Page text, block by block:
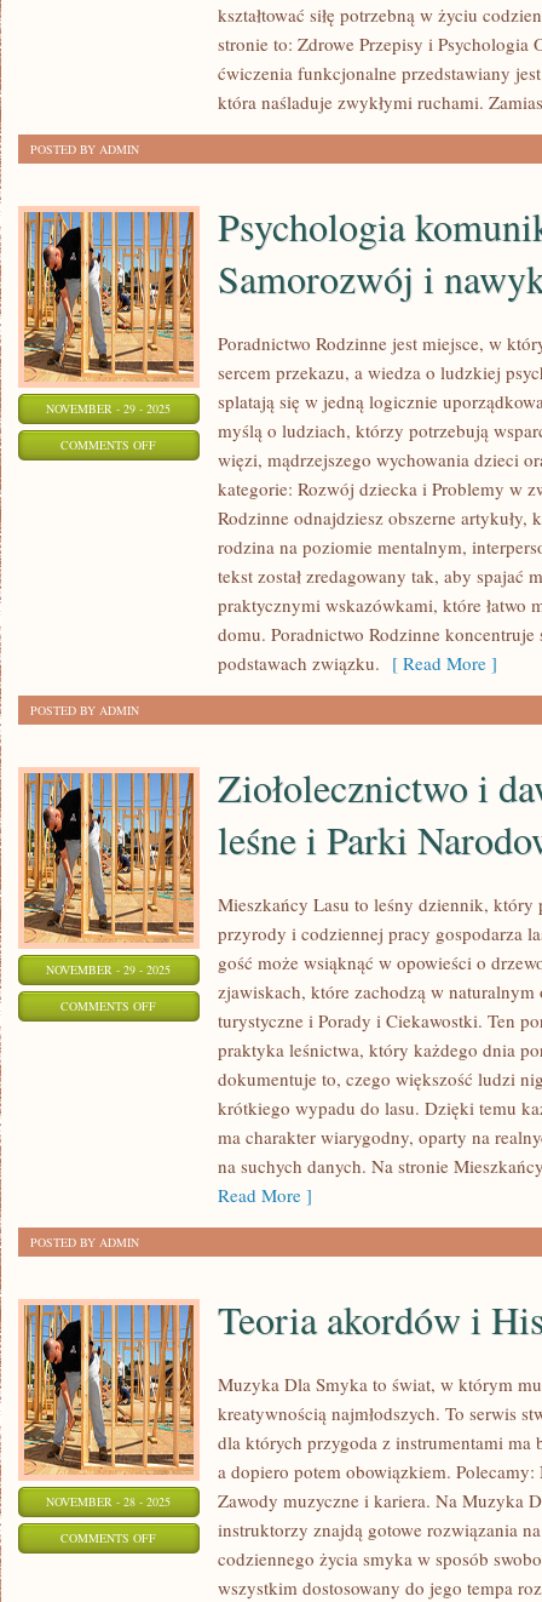
PODRÓŻNICZY
kształtować siłę potrzebną w życiu
stronie to: Zdrowe Przepisy i Psychologia
ćwiczenia funkcjonalne przedstawiany
która naśladuje zwykłymi ruchami.
POSTED BY ADMIN
NOVEMBER - 29 - 2025
COMMENTS OFFON
PSYCHOLOGIA
Psychologia
Samorozwój i
Poradnictwo Rodzinne jest miejsce, w
sercem przekazu, a wiedza o ludzkiej
splatają się w jedną logicznie
myślą o ludziach, którzy potrzebują
więzi, mądrzejszego wychowania dzieci
kategorie: Rozwój dziecka i Problemy w
Rodzinne odnajdziesz obszerne artykuły,
rodzina na poziomie mentalnym,
tekst został zredagowany tak, aby spajać
praktycznymi wskazówkami, które łatwo
domu. Poradnictwo Rodzinne
podstawach związku. [ Read More ]
POSTED BY ADMIN
NOVEMBER - 29 - 2025
COMMENTS OFFON
ZIOŁOLECZNICTWO
POLSCE
Ziołolecznictwo i
leśne i Parki
Mieszkańcy Lasu to leśny dziennik, który
przyrody i codziennej pracy gospodarza
gość może wsiąknąć w opowieści o
zjawiskach, które zachodzą w
turystyczne i Porady i Ciekawostki. Ten
praktyka leśnictwa, który każdego dnia
dokumentuje to, czego większość ludzi
krótkiego wypadu do lasu. Dzięki temu
ma charakter wiarygodny, oparty na
na suchych danych. Na stronie
Read More ]
POSTED BY ADMIN
NOVEMBER - 28 - 2025
COMMENTS OFFON
Teoria akordów i
Muzyka Dla Smyka to świat, w którym
kreatywnością najmłodszych. To serwis
dla których przygoda z instrumentami ma
a dopiero potem obowiązkiem.
Zawody muzyczne i kariera. Na Muzyka
instruktorzy znajdą gotowe rozwiązania
codziennego życia smyka w sposób
wszystkim dostosowany do jego tempa